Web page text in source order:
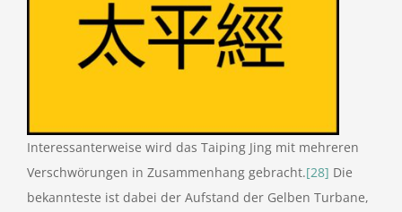
Interessanterweise wird das Taiping Jing mit mehreren
Verschwörungen in Zusammenhang gebracht.[28] Die
bekannteste ist dabei der Aufstand der Gelben Turbane,